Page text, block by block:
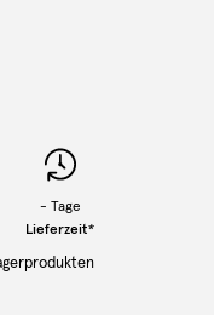
- Tage
Lieferzeit*